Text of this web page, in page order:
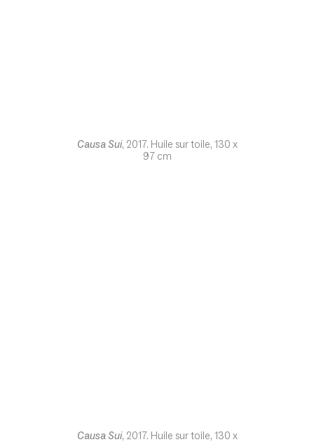
Causa Sui, 2017. Huile sur toile, 130 x
97 cm
Causa Sui, 2017. Huile sur toile, 130 x